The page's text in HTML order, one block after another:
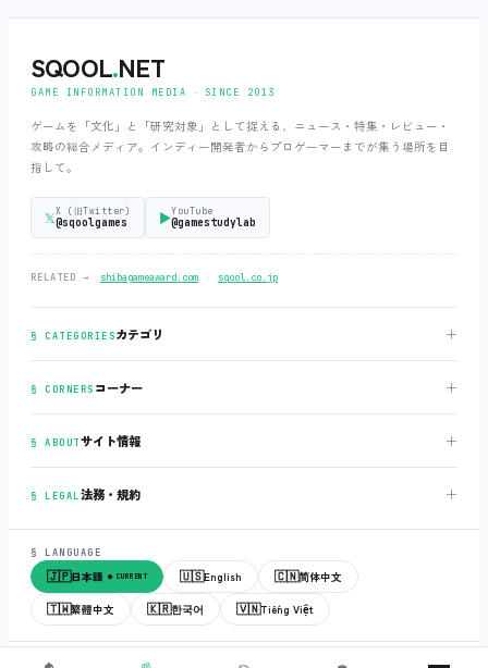
SQOOL.NET
GAME INFORMATION MEDIA ‧ SINCE 2013
ゲームを「文化」と「研究対象」として捉える、ニュース・特集・レビュー・
攻略の総合メディア。インディー開発者からプロゲーマーまでが集う場所を目
指して。
𝕏X (旧Twitter)
@sqoolgames ▶YouTube
@gamestudylab
RELATED → shibagameaward.com ‧ sqool.co.jp
§ CATEGORIESカテゴリ ＋
§ CORNERS コーナー ＋
§ ABOUTサイト情報 ＋
§ LEGAL法務・規約 ＋
§ LANGUAGE
🇯🇵日本語 ● CURRENT 🇺🇸English 🇨🇳简体中文
🇹🇼繁體中文 🇰🇷한국어 🇻🇳Tiếng Việt
© 2018-2026 sqool.co.jp ‧ All rights reserved. v3.0.0 build 20260505